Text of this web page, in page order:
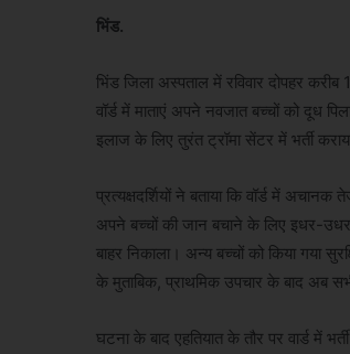
भिंड.
भिंड जिला अस्पताल में रविवार दोपहर
वॉर्ड में माताएं अपने नवजात बच्चों को दूध
इलाज के लिए तुरंत ट्रॉमा सेंटर में भर्ती
प्रत्यक्षदर्शियों ने बताया कि वॉर्ड में
अपने बच्चों की जान बचाने के लिए इधर-
बाहर निकाला। अन्य बच्चों को किया गया
के मुताबिक, प्राथमिक उपचार के बाद अब
घटना के बाद एहतियात के तौर पर वार्ड में